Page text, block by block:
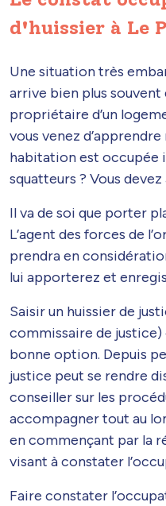
d'huissier à Le
Une situation très
arrive bien plus souvent
propriétaire d’un
vous venez
habitation est occupée
squatteurs ? Vous
Il va de soi que porter
L’agent des forces de
prendra en
lui apporterez et
Saisir un huissier de
commissaire de
bonne option. Depuis
justice peut se rendre
conseiller sur les
accompagner tout au
en commençant par la
visant à constater
Faire constater